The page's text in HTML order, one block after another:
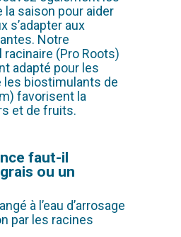
la saison pour aider
s’adapter aux
Notre
(Pro Roots)
adapté pour les
les biostimulants de
favorisent la
et de fruits.
faut-il
ou un
à l’eau d’arrosage
par les racines